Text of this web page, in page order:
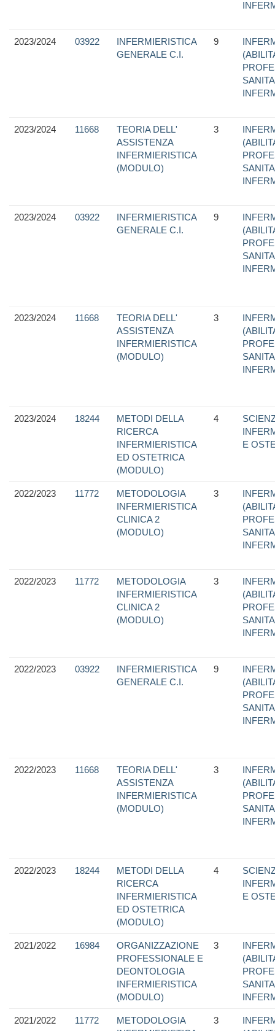
2023/2024 03922
INFERMIERISTICA
GENERALE C.I.
9
2023/2024 11668
TEORIA DELL'
ASSISTENZA
INFERMIERISTICA
(MODULO)
3
2023/2024 03922
INFERMIERISTICA
GENERALE C.I.
9
2023/2024 11668
TEORIA DELL'
ASSISTENZA
INFERMIERISTICA
(MODULO)
3
2023/2024 18244
METODI DELLA
RICERCA
INFERMIERISTICA
ED OSTETRICA
(MODULO)
4
E
2022/2023 11772
METODOLOGIA
INFERMIERISTICA
CLINICA 2
(MODULO)
3
2022/2023 11772
METODOLOGIA
INFERMIERISTICA
CLINICA 2
(MODULO)
3
2022/2023 03922
INFERMIERISTICA
GENERALE C.I.
9
2022/2023 11668
TEORIA DELL'
ASSISTENZA
INFERMIERISTICA
(MODULO)
3
2022/2023 18244
METODI DELLA
RICERCA
INFERMIERISTICA
ED OSTETRICA
(MODULO)
4
E
2021/2022 16984
ORGANIZZAZIONE
PROFESSIONALE E
DEONTOLOGIA
INFERMIERISTICA
(MODULO)
3
2021/2022 11772
METODOLOGIA
3